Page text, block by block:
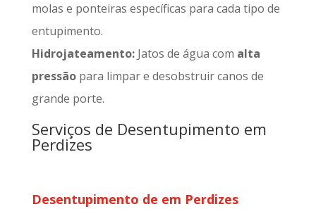
molas e ponteiras específicas para cada tipo de
entupimento.
Hidrojateamento:Jatos de água com alta
pressãopara limpar e desobstruir canos de
grande porte.
Serviços de Desentupimento em
Perdizes
Desentupimento de em Perdizes